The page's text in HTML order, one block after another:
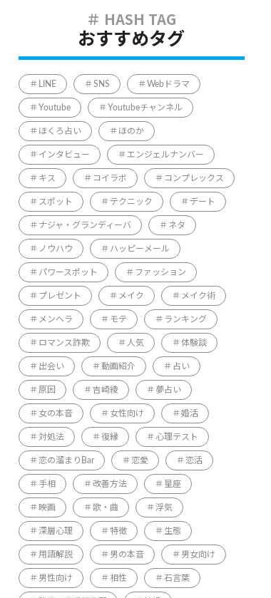
おすすめタグ
LINE SNS Webドラマ
Youtube Youtubeチャンネル
ほくろ占い ほのか
インタビュー エンジェルナンバー
キス コイラボ コンプレックス
スポット テクニック デート
ナジャ・グランディーバ ネタ
ノウハウ ハッピーメール
パワースポット ファッション
プレゼント メイク メイク術
メンヘラ モテ ランキング
ロマンス詐欺 人気 体験談
出会い 動画紹介 占い
原因 吉崎綾 夢占い
女の本音 女性向け 婚活
対処法 復縁 心理テスト
恋の溜まりBar 恋愛 恋活
手相 改善方法 星座
映画 歌・曲 浮気
深層心理 特徴 生態
用語解説 男の本音 男女向け
男性向け 相性 石言葉